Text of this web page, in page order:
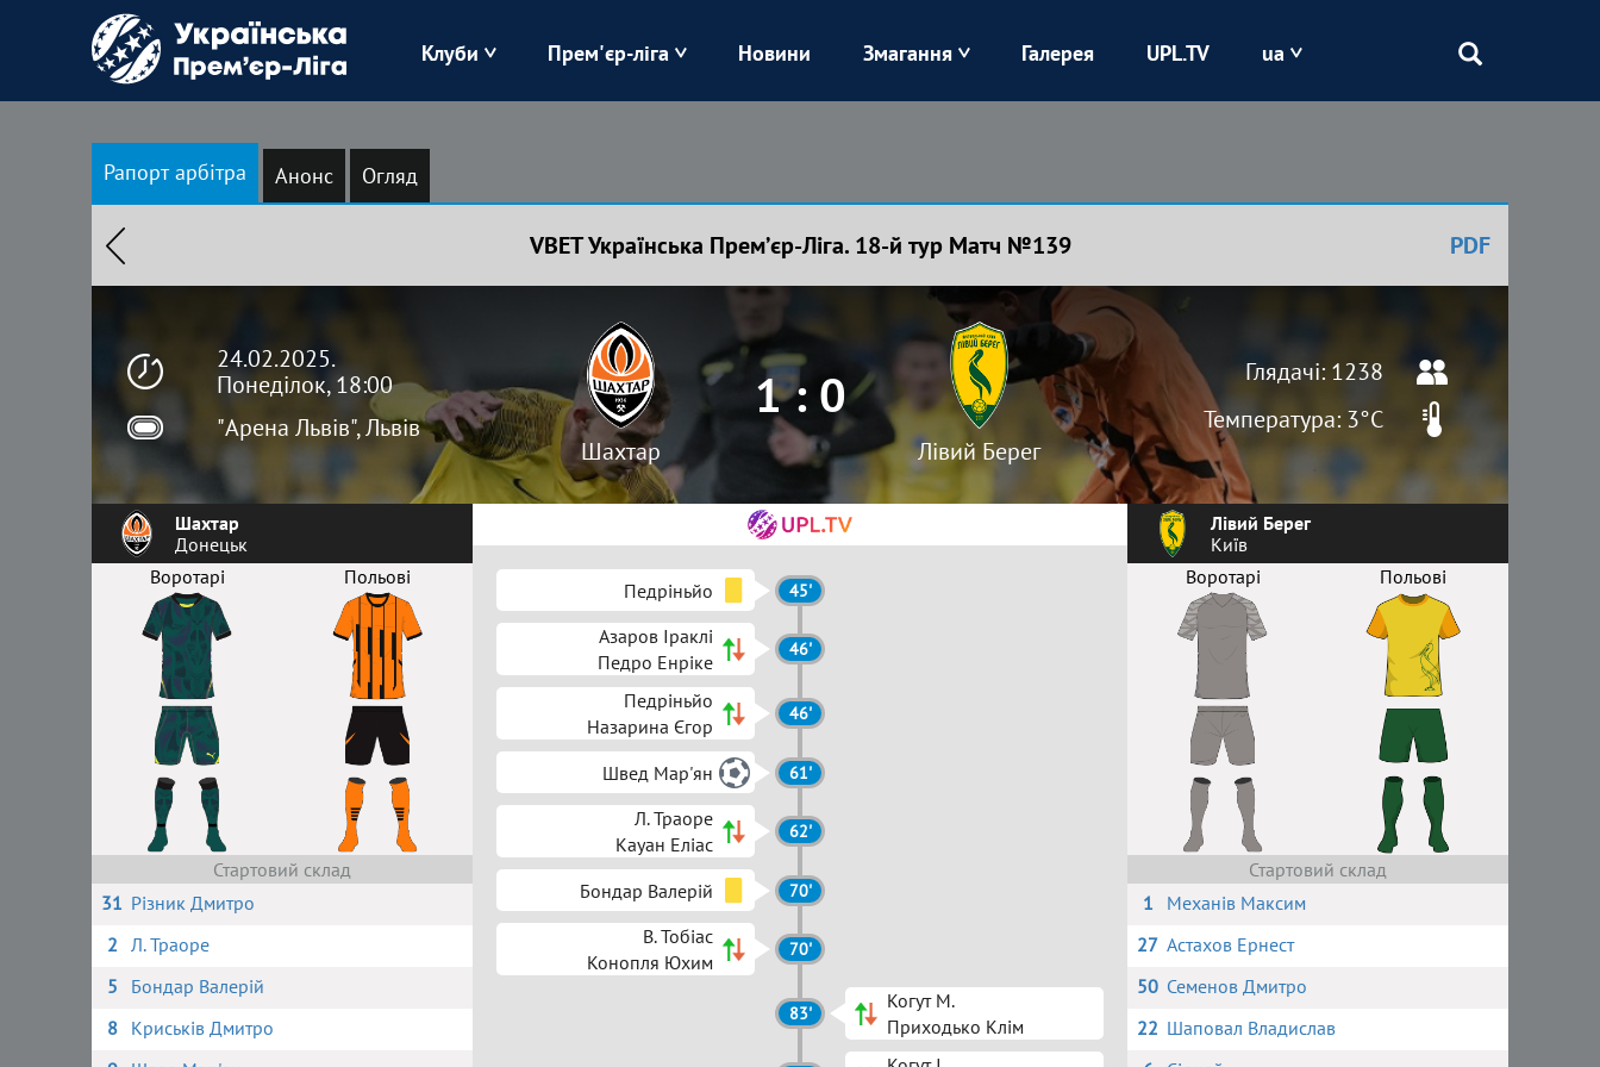
Клуби
Зоря Карпати Колос Кривбас
Лівий Берег
Чорноморець
Прем'єр-ліга Новини Змагання Галерея UPL.TV ua
Рапорт арбітра Анонс Огляд
VBET Українська Премʼєр-Ліга. 18-й тур Матч №139 PDF
24.02.2025.
Понеділок, 18:00
"Арена Львів", Львів
Шахтар
1 : 0
Лівий Берег
Глядачі: 1238
Температура: 3°C
Шахтар
Донецьк
Воротарі
Польові
Стартовий склад
31 Різник Дмитро
2 Л. Траоре
5
Бондар Валерій
8
Криськів Дмитро
Педріньйо 45'
Азаров Іраклі
Педро Енріке
46'
Педріньйо
Назарина Єгор
46'
Швед Мар'ян 61'
Л. Траоре
Кауан Еліас
62'
Бондар Валерій 70'
В. Тобіас
Конопля Юхим
70'
83'
Когут М.
Приходько Клім
Лівий Берег
Київ
Воротарі
Польові
Стартовий склад
1
Механів Максим
27 Астахов Ернест
50 Семенов Дмитро
22 Шаповал Владислав